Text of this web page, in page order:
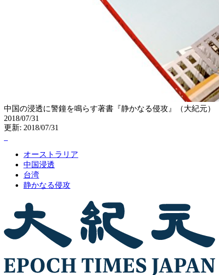
中国の浸透に警鐘を鳴らす著書『静かなる侵攻』（大紀元）
2018/07/31
更新: 2018/07/31
オーストラリア
中国浸透
台湾
静かなる侵攻